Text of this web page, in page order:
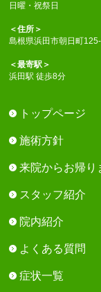
日曜・祝祭日
＜住所＞
島根県浜田市朝日町
＜最寄駅＞
浜田駅 徒歩8分
トップページ
施術方針
来院からお帰り
スタッフ紹介
院内紹介
よくある質問
症状一覧